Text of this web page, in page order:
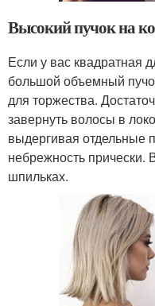
Высокий пучок на
Если у вас квадратная
большой объемный
для торжества.
завернуть волосы в
выдергивая отдельные
небрежность
шпильках.